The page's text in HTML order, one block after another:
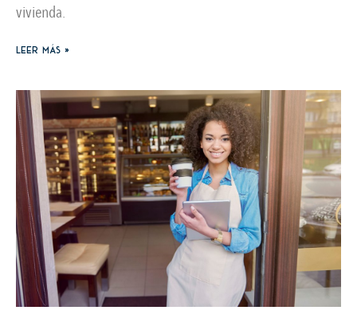
vivienda.
Leer más »